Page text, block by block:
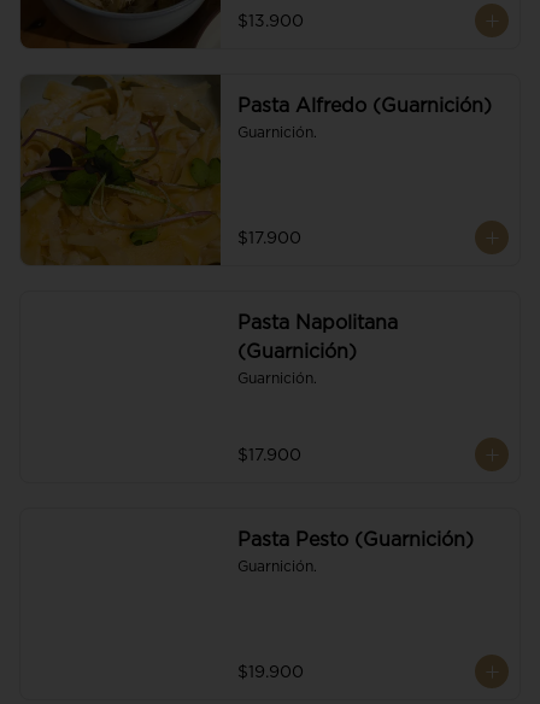
$13.900
Pasta Alfredo (Guarnición)
Guarnición.
$17.900
Pasta Napolitana
(Guarnición)
Guarnición.
$17.900
Pasta Pesto (Guarnición)
Guarnición.
$19.900